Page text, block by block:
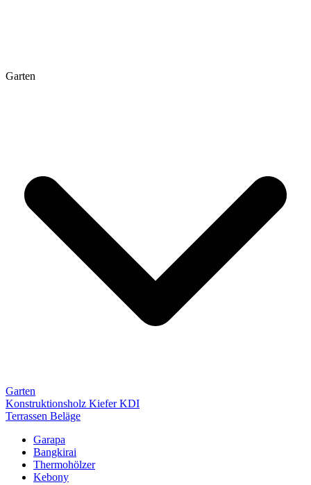
Garten
Garten
Konstruktionsholz Kiefer KDI
Terrassen Beläge
Garapa
Bangkirai
Thermohölzer
Kebony